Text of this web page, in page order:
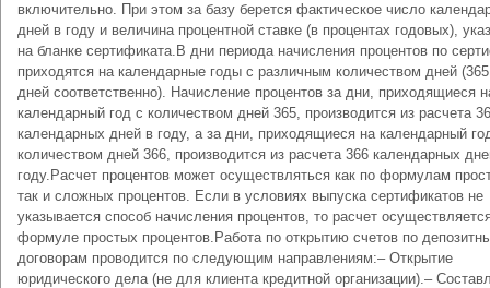
включительно. При этом за базу берется фактическое число
дней в году и величина процентной ставке (в процентах годовых),
на бланке сертификата.В дни периода начисления процентов по
приходятся на календарные годы с различным количеством дней
дней соответственно). Начисление процентов за дни, приходящиеся
календарный год с количеством дней 365, производится из расчета
календарных дней в году, а за дни, приходящиеся на календарный
количеством дней 366, производится из расчета 366 календарных
году.Расчет процентов может осуществляться как по формулам
так и сложных процентов. Если в условиях выпуска сертификатов не
указывается способ начисления процентов, то расчет
формуле простых процентов.Работа по открытию счетов по
договорам проводится по следующим направлениям:– Открытие
юридического дела (не для клиента кредитной организации).–